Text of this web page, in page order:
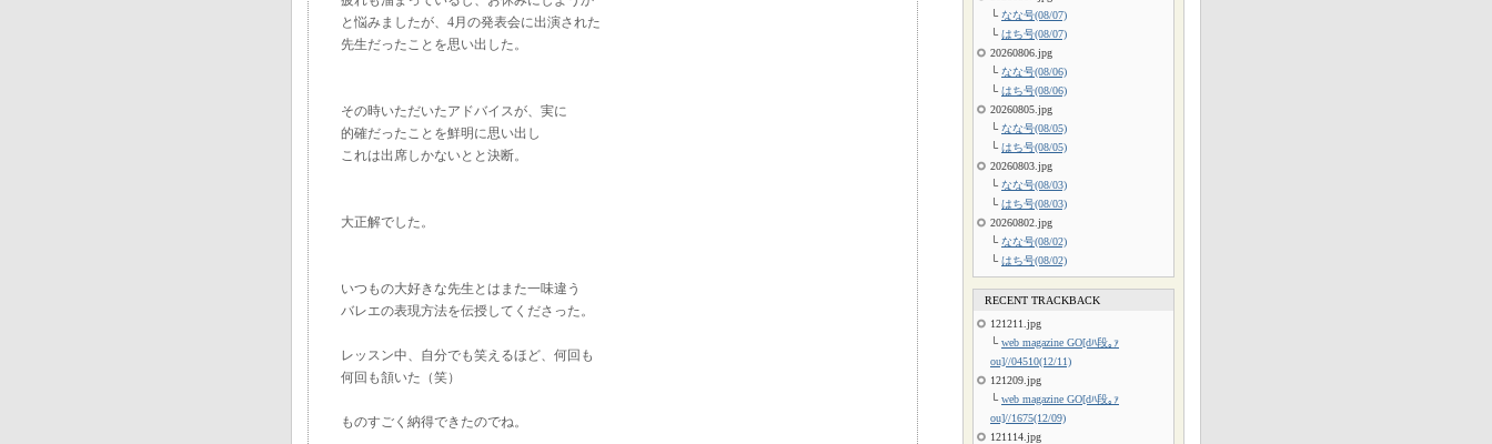
と悩みましたが、4月の発表会に出演された
先生だったことを思い出した。
その時いただいたアドバイスが、実に
的確だったことを鮮明に思い出し
これは出席しかないとと決断。
大正解でした。
いつもの大好きな先生とはまた一味違う
バレエの表現方法を伝授してくださった。
レッスン中、自分でも笑えるほど、何回も
何回も頷いた（笑）
ものすごく納得できたのでね。
└ なな号(08/07)
└ はち号(08/07)
20260806.jpg
└ なな号(08/06)
└ はち号(08/06)
20260805.jpg
└ なな号(08/05)
└ はち号(08/05)
20260803.jpg
└ なな号(08/03)
└ はち号(08/03)
20260802.jpg
└ なな号(08/02)
└ はち号(08/02)
RECENT TRACKBACK
121211.jpg
└ web magazine GO[dﾊ段｡ｧ
ou]//04510(12/11)
121209.jpg
└ web magazine GO[dﾊ段｡ｧ
ou]//1675(12/09)
121114.jpg